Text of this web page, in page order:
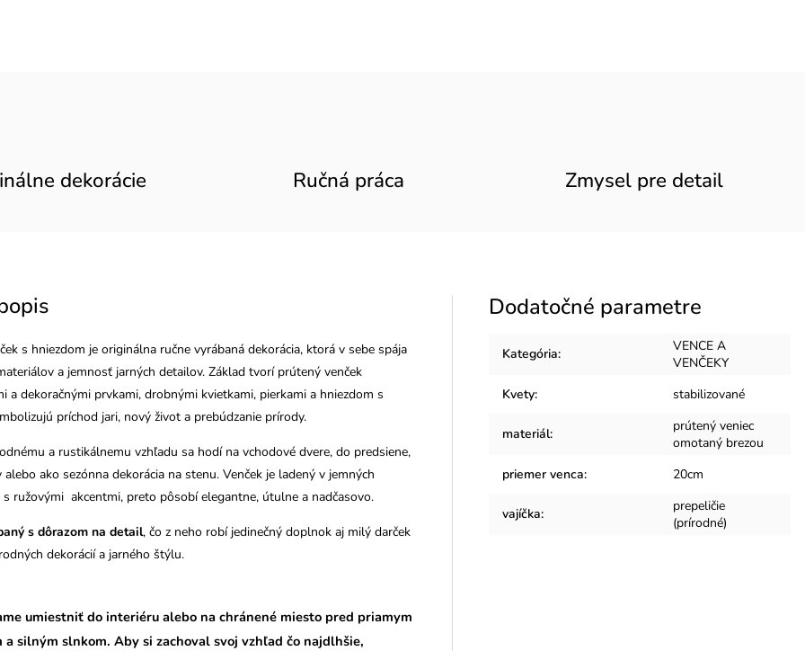
dekorácie Ručná práca Zmysel pre detail
s hniezdom je originálna ručne vyrábaná dekorácia, ktorá v sebe spája
a jemnosť jarných detailov. Základ tvorí prútený venček
a dekoračnými prvkami, drobnými kvietkami, pierkami a hniezdom s
príchod jari, nový život a prebúdzanie prírody.
a rustikálnemu vzhľadu sa hodí na vchodové dvere, do predsiene,
alebo ako sezónna dekorácia na stenu. Venček je ladený v jemných
ružovými akcentmi, preto pôsobí elegantne, útulne a nadčasovo.
s dôrazom na detail, čo z neho robí jedinečný doplnok aj milý darček
dekorácií a jarného štýlu.
umiestniť do interiéru alebo na chránené miesto pred priamym
a silným slnkom. Aby si zachoval svoj vzhľad čo najdlhšie,
Dodatočné parametre
Kategória:
VENCE A
VENČEKY
Kvety: stabilizované
materiál:
prútený veniec
omotaný brezou
priemer venca: 20cm
vajíčka:
prepeličie
(prírodné)